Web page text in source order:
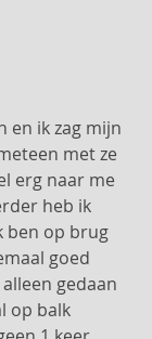
en ik zag mijn
met ze
erg naar me
heb ik
ben op brug
goed
gedaan
op balk